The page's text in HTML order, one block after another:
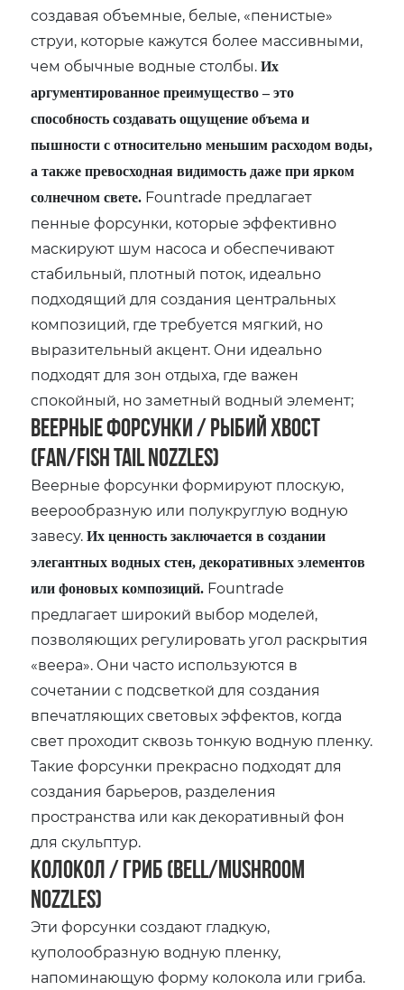
создавая объемные, белые, «пенистые»
струи, которые кажутся более массивными,
чем обычные водные столбы.Их
аргументированное преимущество – это
способность создавать ощущение объема и
пышности с относительно меньшим расходом воды,
а также превосходная видимость даже при ярком
солнечном свете. Fountrade предлагает
пенные форсунки, которые эффективно
маскируют шум насоса и обеспечивают
стабильный, плотный поток, идеально
подходящий для создания центральных
композиций, где требуется мягкий, но
выразительный акцент. Они идеально
подходят для зон отдыха, где важен
спокойный, но заметный водный элемент;
Веерные форсунки / Рыбий хвост
(Fan/Fish Tail Nozzles)
Веерные форсунки формируют плоскую,
веерообразную или полукруглую водную
завесу.Их ценность заключается в создании
элегантных водных стен, декоративных элементов
или фоновых композиций. Fountrade
предлагает широкий выбор моделей,
позволяющих регулировать угол раскрытия
«веера». Они часто используются в
сочетании с подсветкой для создания
впечатляющих световых эффектов, когда
свет проходит сквозь тонкую водную пленку.
Такие форсунки прекрасно подходят для
создания барьеров, разделения
пространства или как декоративный фон
для скульптур.
Колокол / Гриб (Bell/Mushroom
Nozzles)
Эти форсунки создают гладкую,
куполообразную водную пленку,
напоминающую форму колокола или гриба.